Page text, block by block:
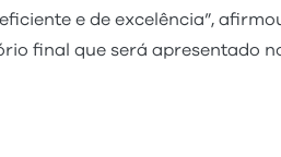
e de excelência”,
final que será apresentado